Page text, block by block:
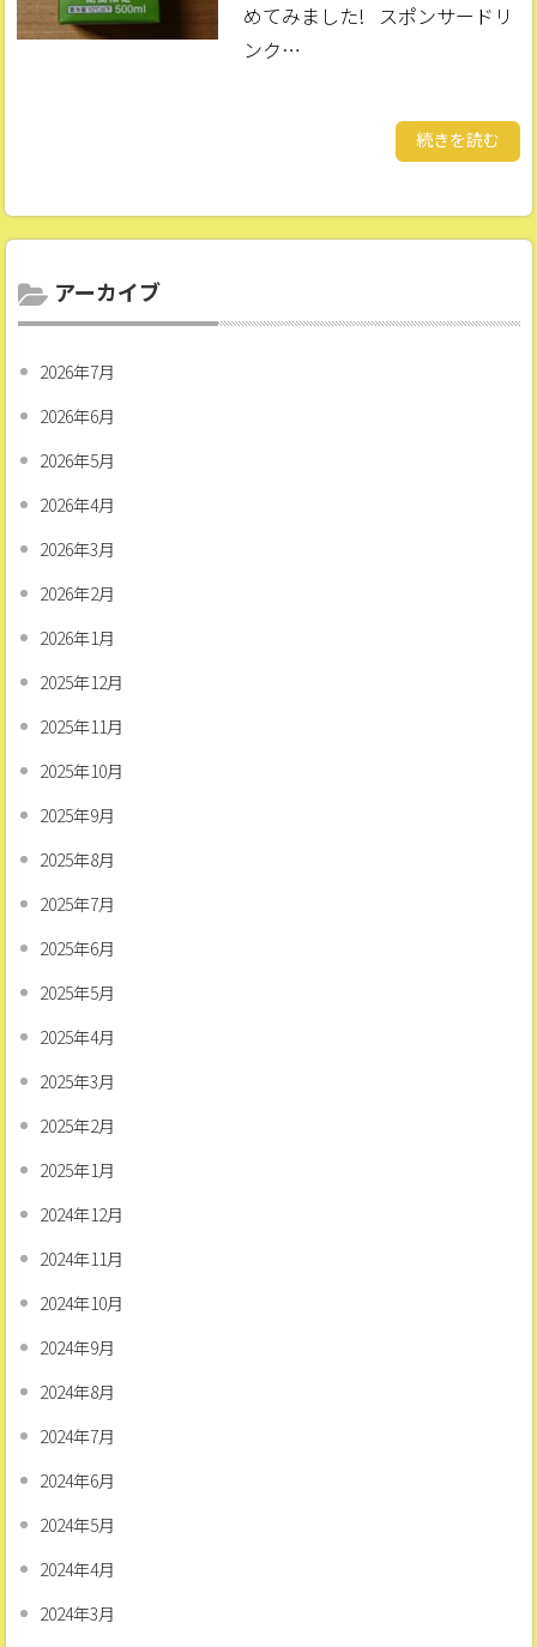
めてみました! スポンサードリ
ンク…
続きを読む
アーカイブ
2026年7月
2026年6月
2026年5月
2026年4月
2026年3月
2026年2月
2026年1月
2025年12月
2025年11月
2025年10月
2025年9月
2025年8月
2025年7月
2025年6月
2025年5月
2025年4月
2025年3月
2025年2月
2025年1月
2024年12月
2024年11月
2024年10月
2024年9月
2024年8月
2024年7月
2024年6月
2024年5月
2024年4月
2024年3月